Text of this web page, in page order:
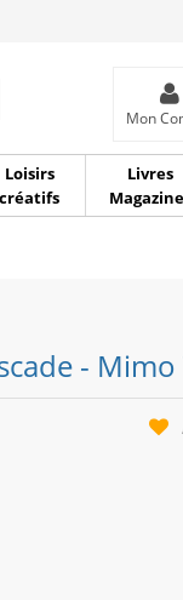
Mon
Loisirs
créatifs
Livres
-